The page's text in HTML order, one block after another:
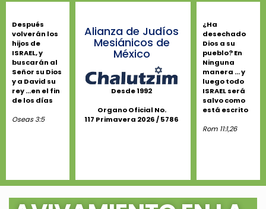
Después
volverán los
hijos de
ISRAEL, y
buscarán al
Señor su Dios
y a David su
rey ...en el fin
de los días
Oseas 3:5
Alianza de Judíos
Mesiánicos de
México
Desde 1992
Organo Oficial No.
117 Primavera 2026 / 5786
¿Ha
desechado
Dios a su
pueblo? En
Ninguna
manera ... y
luego todo
ISRAEL será
salvo como
está escrito
Rom 11:1,26